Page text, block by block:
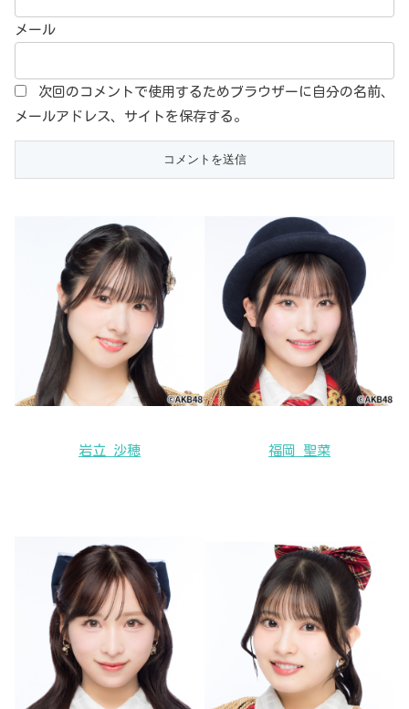
メール
次回のコメントで使用するためブラウザーに自分の名前、
メールアドレス、サイトを保存する。
岩立 沙穂 福岡 聖菜